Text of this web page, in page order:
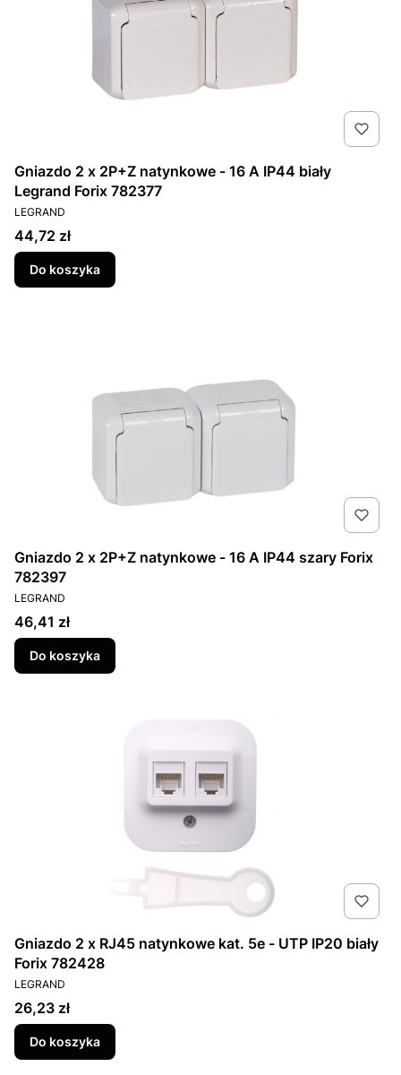
Gniazdo 2 x 2P+Z natynkowe - 16 A IP44 biały
Legrand Forix 782377
PRODUCENT
LEGRAND
Cena
44,72 zł
Do koszyka
Gniazdo 2 x 2P+Z natynkowe - 16 A IP44 szary Forix
782397
PRODUCENT
LEGRAND
Cena
46,41 zł
Do koszyka
Gniazdo 2 x RJ45 natynkowe kat. 5e - UTP IP20 biały
Forix 782428
PRODUCENT
LEGRAND
Cena
26,23 zł
Do koszyka